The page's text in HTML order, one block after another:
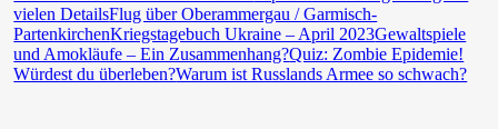
vielen DetailsFlug über Oberammergau / Garmisch-
PartenkirchenKriegstagebuch Ukraine – April 2023Gewaltspiele
und Amokläufe – Ein Zusammenhang?Quiz: Zombie Epidemie!
Würdest du überleben?Warum ist Russlands Armee so schwach?